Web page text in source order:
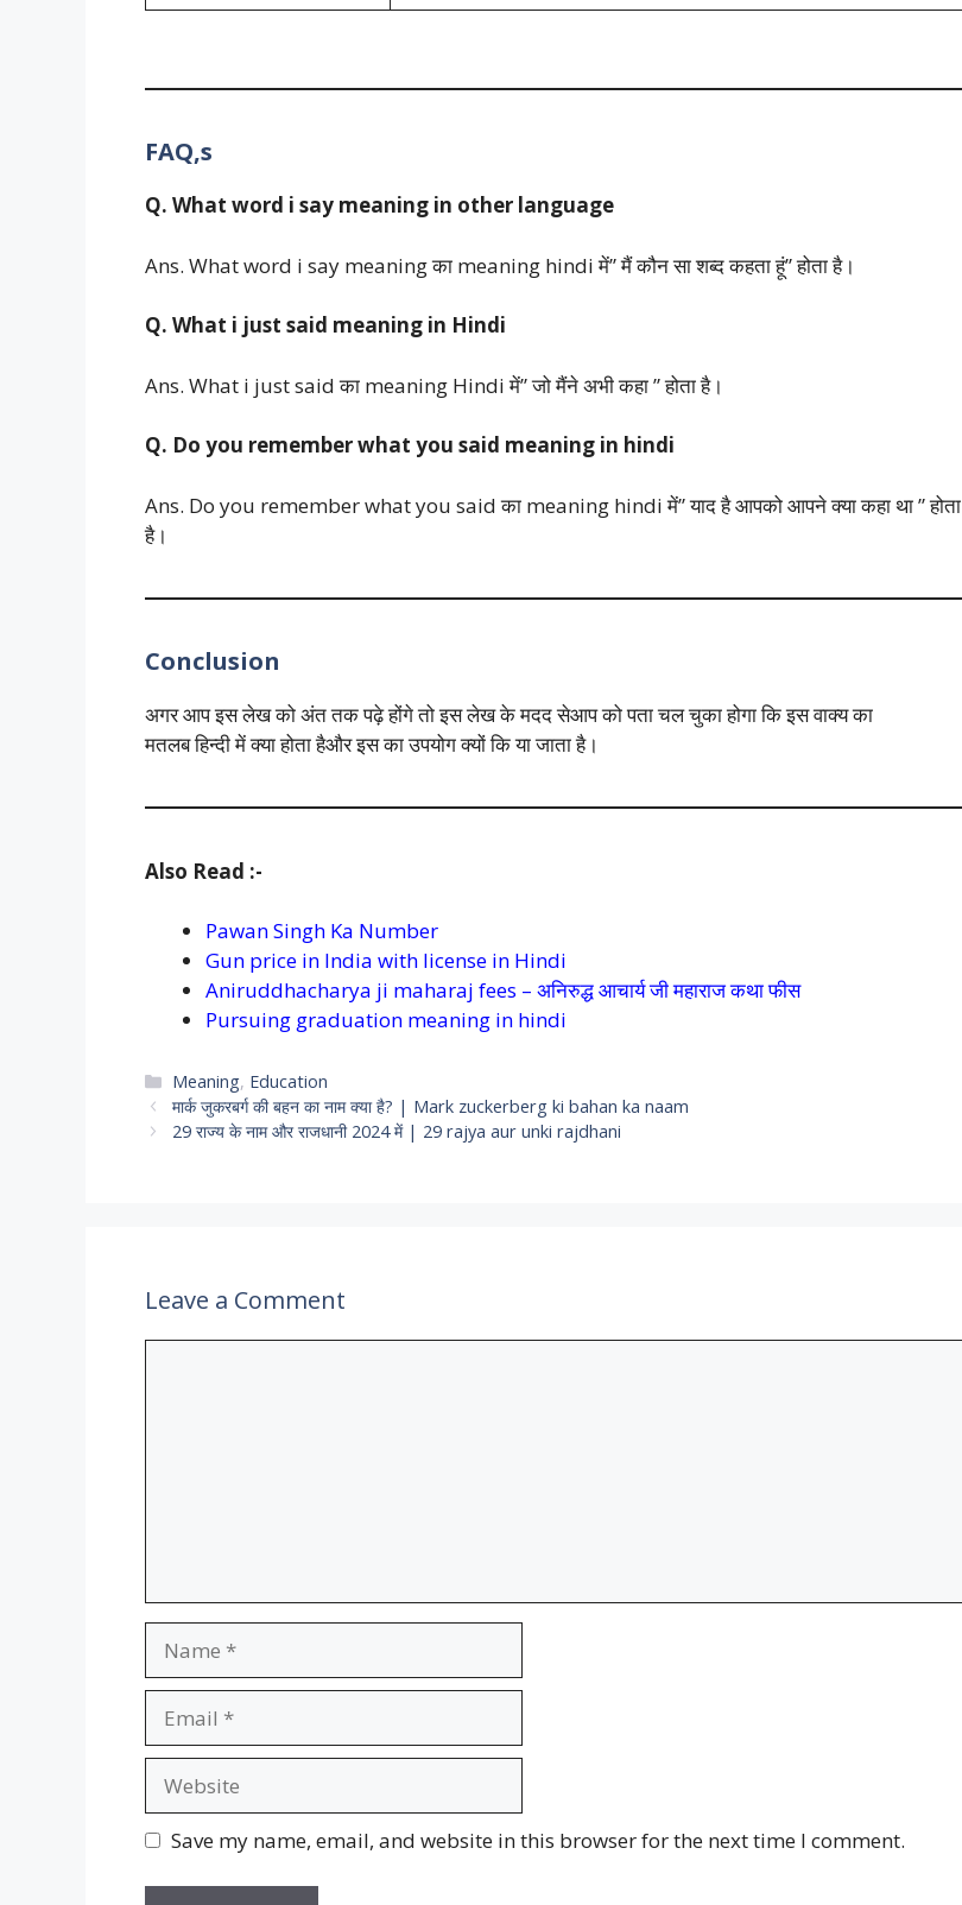
FAQ,s
Q. What word i say meaning in other language
Ans. What word i say meaning का meaning hindi में” मैं कौन सा शब्द कहता हूं” होता है।
Q. What i just said meaning in Hindi
Ans. What i just said का meaning Hindi में” जो मैंने अभी कहा ” होता है।
Q. Do you remember what you said meaning in hindi
Ans. Do you remember what you said का meaning hindi में” याद है आपको आपने क्या कहा था ” होता
है।
Conclusion
अगर आप इस लेख को अंत तक पढ़े होंगे तो इस लेख के मदद सेआप को पता चल चुका होगा कि इस वाक्य का
मतलब हिन्दी में क्या होता हैऔर इस का उपयोग क्यों कि या जाता है।
Also Read :-
Pawan Singh Ka Number
Gun price in India with license in Hindi
Aniruddhacharya ji maharaj fees – अनिरुद्ध आचार्य जी महाराज कथा फीस
Pursuing graduation meaning in hindi
Categories
Meaning, Education
मार्क जुकरबर्ग की बहन का नाम क्या है? | Mark zuckerberg ki bahan ka naam
29 राज्य के नाम और राजधानी 2024 में | 29 rajya aur unki rajdhani
Leave a Comment
Save my name, email, and website in this browser for the next time I comment.